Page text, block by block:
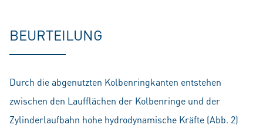
BEURTEILUNG
Durch die abgenutzten Kolbenringkanten entstehen
zwischen den Laufflächen der Kolbenringe und der
Zylinderlaufbahn hohe hydrodynamische Kräfte (Abb. 2)